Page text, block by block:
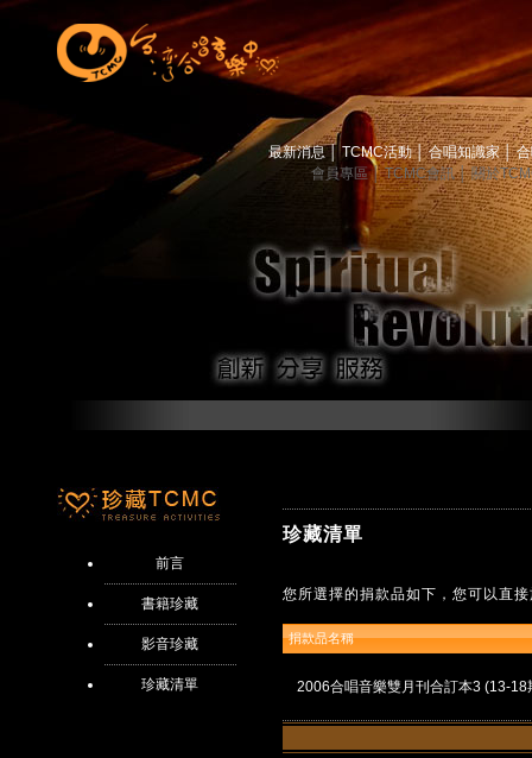
最新消息 TCMC活動│ 合唱知識家│
會員專區│ TCMC會訊│ 關於
前言
書籍珍藏
影音珍藏
珍藏清單
珍藏清單
您所選擇的捐款品如下，您可以直
捐款品名稱
2006合唱音樂雙月刊合訂本3 (13-18